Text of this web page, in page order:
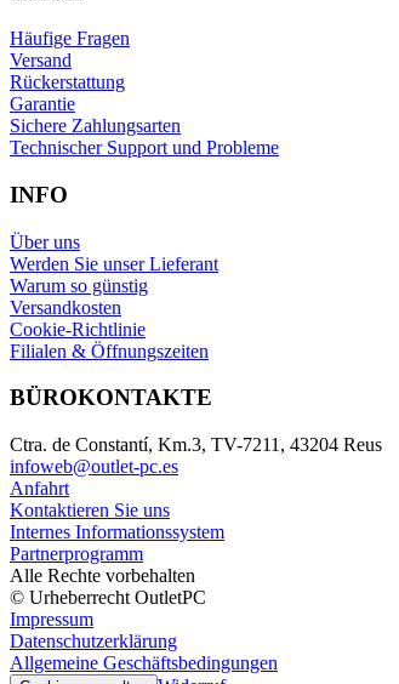
Häufige Fragen
Versand
Rückerstattung
Garantie
Sichere Zahlungsarten
Technischer Support und Probleme
INFO
Über uns
Werden Sie unser Lieferant
Warum so günstig
Versandkosten
Cookie-Richtlinie
Filialen & Öffnungszeiten
BÜROKONTAKTE
Ctra. de Constantí, Km.3, TV-7211, 43204 Reus
infoweb@outlet-pc.es
Anfahrt
Kontaktieren Sie uns
Internes Informationssystem
Partnerprogramm
Alle Rechte vorbehalten
© Urheberrecht OutletPC
Impressum
Datenschutzerklärung
Allgemeine Geschäftsbedingungen